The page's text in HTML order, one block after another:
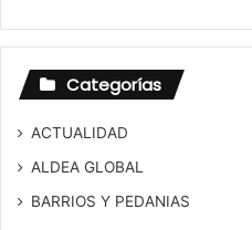
Categorías
ACTUALIDAD
ALDEA GLOBAL
BARRIOS Y PEDANIAS